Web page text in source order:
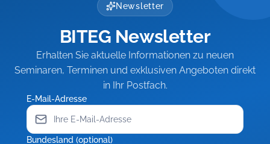
Newsletter
BITEG Newsletter
Erhalten Sie aktuelle Informationen zu neuen
Seminaren, Terminen und exklusiven Angeboten direkt
in Ihr Postfach.
E-Mail-Adresse
Bundesland (optional)